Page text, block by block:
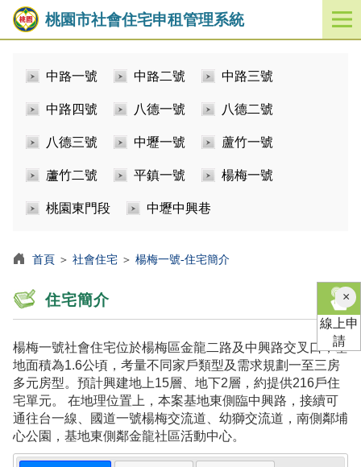
桃園市社會住宅申租管理系統
開
啟
中路一號 中路二號 中路三號
中路四號 八德一號 八德二號
八德三號 中壢一號 蘆竹一號
蘆竹二號 平鎮一號 楊梅一號
桃園東門段 中壢中興巷
首頁 ＞ 社會住宅 ＞ 楊梅一號-住宅簡介
住宅簡介
楊梅一號社會住宅位於楊梅區金龍二路及中興路交叉口，基
地面積為1.6公頃，考量不同家戶類型及需求規劃一至三房
多元房型。預計興建地上15層、地下2層，約提供216戶住
宅單元。 在地理位置上，本案基地東側臨中興路，接續可
通往台一線、國道一號楊梅交流道、幼獅交流道，南側鄰埔
心公園，基地東側鄰金龍社區活動中心。
×關
閉
線上申
請